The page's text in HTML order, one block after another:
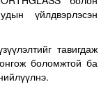
үйлдвэрлэсэн
тавигдаж
боломжтой ба